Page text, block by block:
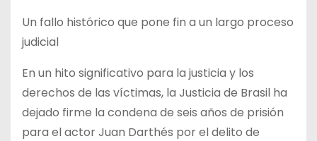
Un fallo histórico que pone fin a un largo proceso
judicial
En un hito significativo para la justicia y los
derechos de las víctimas, la Justicia de Brasil ha
dejado firme la condena de seis años de prisión
para el actor Juan Darthés por el delito de